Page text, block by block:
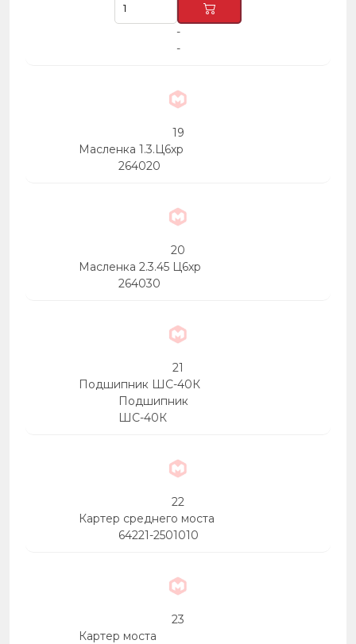
-
-
19
Масленка 1.3.Ц6хр
264020
20
Масленка 2.3.45 Ц6хр
264030
21
Подшипник ШС-40К
Подшипник
ШС-40К
22
Картер среднего моста
64221-2501010
23
Картер моста